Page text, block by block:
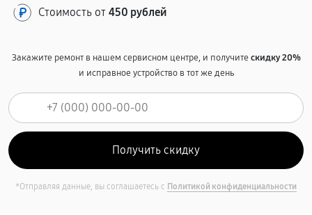
Стоимость от 450 рублей
Закажите ремонт в нашем сервисном центре, и получитескидку 20%
и исправное устройство в тот же день
*Отправляя данные, вы соглашаетесь с Политикой конфиденциальности